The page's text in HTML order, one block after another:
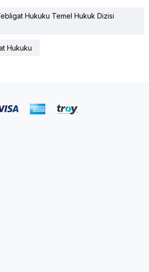
Hukuku Temel Hukuk Dizisi
Hukuku